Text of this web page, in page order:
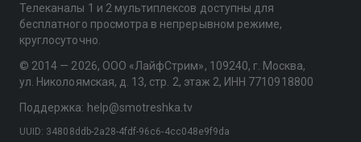
Телеканалы 1 и 2 мультиплексов доступны для
бесплатного просмотра в непрерывном режиме,
круглосуточно.
© 2014 — 2026, ООО «ЛайфСтрим», 109240, г. Москва,
ул. Николоямская, д. 13, стр. 2, этаж 2, ИНН 7710918800
Поддержка: help@smotreshka.tv
UUID: 34808ddb-2a28-4fdf-96c6-4cc048e9f9da